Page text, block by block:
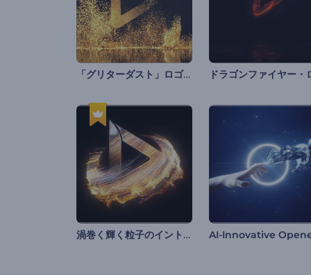
「グリターダスト」ロゴ アニメーション
渦巻く輝く粒子のイントロ AI-Innovative